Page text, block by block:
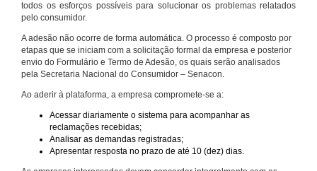
todos os esforços possíveis para solucionar os problemas relatados
pelo consumidor.
A adesão não ocorre de forma automática. O processo é composto por
etapas que se iniciam com a solicitação formal da empresa e posterior
envio do Formulário e Termo de Adesão, os quais serão analisados
pela Secretaria Nacional do Consumidor – Senacon.
Ao aderir à plataforma, a empresa compromete-se a:
Acessar diariamente o sistema para acompanhar as
reclamações recebidas;
Analisar as demandas registradas;
Apresentar resposta no prazo de até 10 (dez) dias.